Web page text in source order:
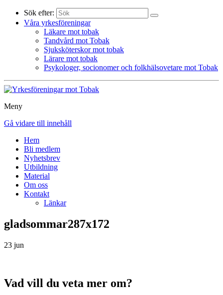
Sök efter:
Våra yrkesföreningar
Läkare mot tobak
Tandvård mot Tobak
Sjuksköterskor mot tobak
Lärare mot tobak
Psykologer, socionomer och folkhälsovetare mot Tobak
Meny
Gå vidare till innehåll
Hem
Bli medlem
Nyhetsbrev
Utbildning
Material
Om oss
Kontakt
Länkar
gladsommar287x172
23 jun
Vad vill du veta mer om?